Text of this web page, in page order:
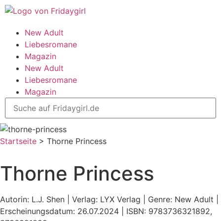
New Adult
Liebesromane
Magazin
New Adult
Liebesromane
Magazin
Startseite > Thorne Princess
Thorne Princess
Autorin: L.J. Shen | Verlag: LYX Verlag | Genre: New Adult |
Erscheinungsdatum: 26.07.2024 | ISBN: 9783736321892,